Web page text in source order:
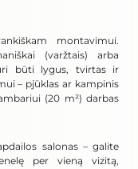
montavimui.
(varžtais) arba
būti lygus, tvirtas ir
– pjūklas ar kampinis
(20 m²) darbas
salonas – galite
per vieną vizitą,